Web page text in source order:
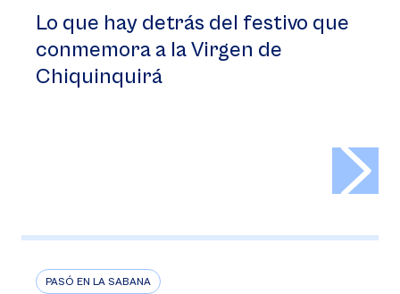
Lo que hay detrás del festivo que
conmemora a la Virgen de
Chiquinquirá
PASÓ EN LA SABANA